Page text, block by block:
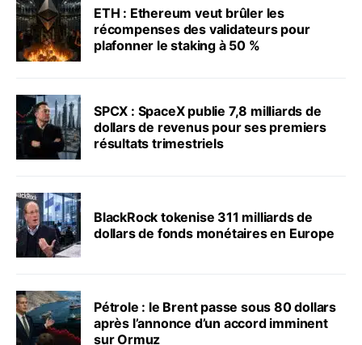
ETH : Ethereum veut brûler les
récompenses des validateurs pour
plafonner le staking à 50 %
SPCX : SpaceX publie 7,8 milliards de
dollars de revenus pour ses premiers
résultats trimestriels
BlackRock tokenise 311 milliards de
dollars de fonds monétaires en Europe
Pétrole : le Brent passe sous 80 dollars
après l’annonce d’un accord imminent
sur Ormuz